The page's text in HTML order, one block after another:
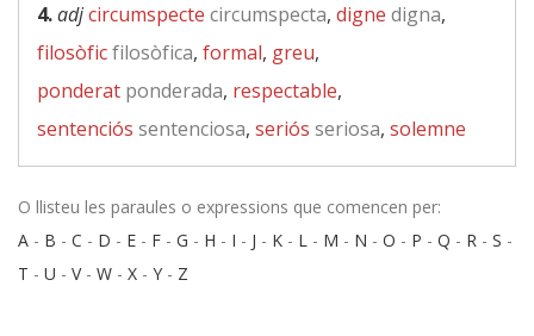
4.adjcircumspecte circumspecta, digne digna,
filosòficfilosòfica, formal, greu,
ponderat ponderada, respectable,
sentenciós sentenciosa, seriós seriosa, solemne
O llisteu les paraules o expressions que comencen per:
A - B - C - D - E - F - G - H - I - J - K - L - M - N - O - P - Q - R - S -
T - U - V- W - X - Y - Z